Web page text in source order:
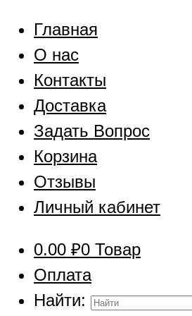
Главная
О нас
Контакты
Доставка
Задать Вопрос
Корзина
Отзывы
Личный кабинет
0.00 ₽0 Товар
Оплата
Найти: